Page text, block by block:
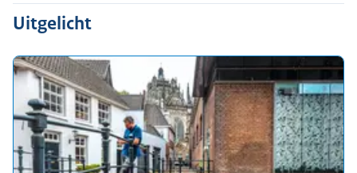
Uitgelicht